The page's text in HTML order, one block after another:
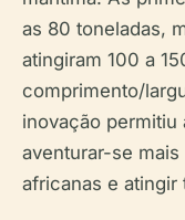
as 80 toneladas,
atingiram 100 a
comprimento/
inovação permitiu
aventurar-se
africanas e atingir